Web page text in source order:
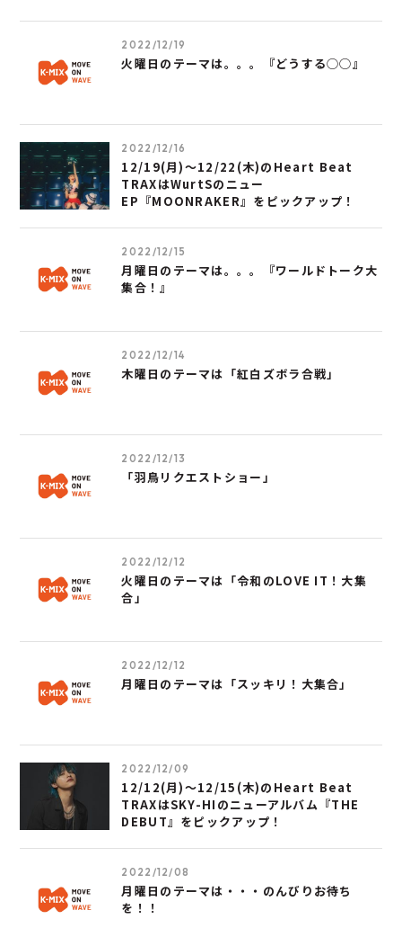
2022/12/19
火曜日のテーマは。。。『どうする◯◯』
2022/12/16
12/19(月)～12/22(木)のHeart Beat
TRAXはWurtSのニュー
EP『MOONRAKER』をピックアップ！
2022/12/15
月曜日のテーマは。。。『ワールドトーク大
集合！』
2022/12/14
木曜日のテーマは「紅白ズボラ合戦」
2022/12/13
「羽鳥リクエストショー」
2022/12/12
火曜日のテーマは「令和のLOVE IT！大集
合」
2022/12/12
月曜日のテーマは「スッキリ！大集合」
2022/12/09
12/12(月)～12/15(木)のHeart Beat
TRAXはSKY-HIのニューアルバム『THE
DEBUT』をピックアップ！
2022/12/08
月曜日のテーマは・・・のんびりお待ち
を！！